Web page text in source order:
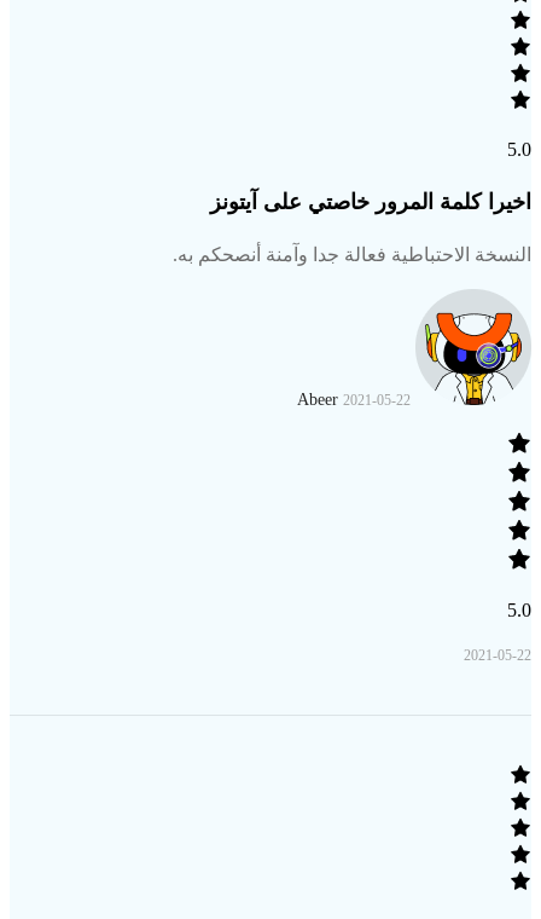
5.0
اخيرا كلمة المرور خاصتي على آيتونز
النسخة الاحتباطية فعالة جدا وآمنة أنصحكم به.
Abeer 2021-05-22
5.0
2021-05-22